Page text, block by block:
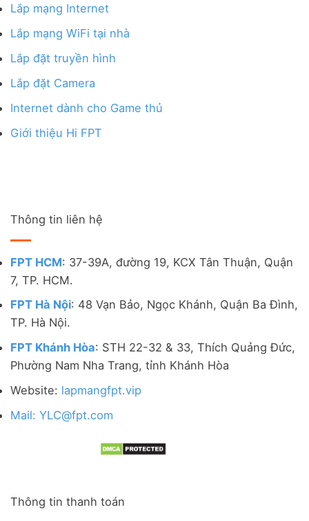
Lắp mạng Internet
Lắp mạng WiFi tại nhà
Lắp đặt truyền hình
Lắp đặt Camera
Internet dành cho Game thủ
Giới thiệu Hi FPT
Thông tin liên hệ
FPT HCM: 37-39A, đường 19, KCX Tân Thuận, Quận
7, TP. HCM.
FPT Hà Nội: 48 Vạn Bảo, Ngọc Khánh, Quận Ba Đình,
TP. Hà Nội.
FPT Khánh Hòa: STH 22-32 & 33, Thích Quảng Đức,
Phường Nam Nha Trang, tỉnh Khánh Hòa
Website: lapmangfpt.vip
Mail: YLC@fpt.com
Thông tin thanh toán